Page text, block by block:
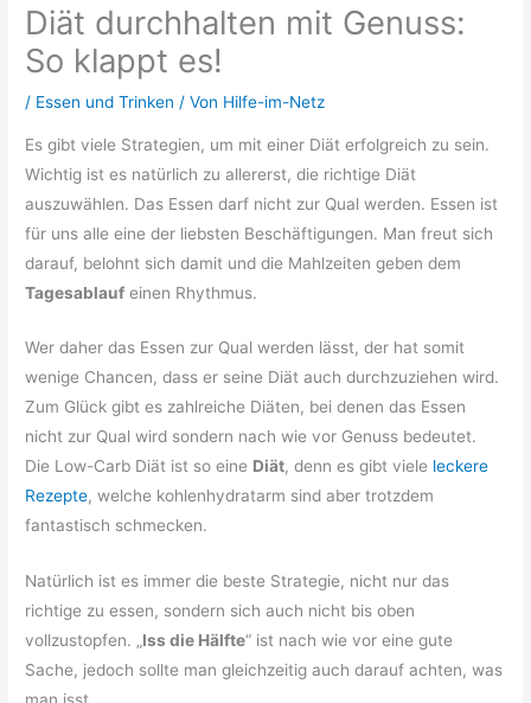
Diät durchhalten mit Genuss:
So klappt es!
/ Essen und Trinken / Von Hilfe-im-Netz
Es gibt viele Strategien, um mit einer Diät erfolgreich zu sein.
Wichtig ist es natürlich zu allererst, die richtige Diät
auszuwählen. Das Essen darf nicht zur Qual werden. Essen ist
für uns alle eine der liebsten Beschäftigungen. Man freut sich
darauf, belohnt sich damit und die Mahlzeiten geben dem
Tagesablauf einen Rhythmus.
Wer daher das Essen zur Qual werden lässt, der hat somit
wenige Chancen, dass er seine Diät auch durchzuziehen wird.
Zum Glück gibt es zahlreiche Diäten, bei denen das Essen
nicht zur Qual wird sondern nach wie vor Genuss bedeutet.
Die Low-Carb Diät ist so eine Diät, denn es gibt viele leckere
Rezepte, welche kohlenhydratarm sind aber trotzdem
fantastisch schmecken.
Natürlich ist es immer die beste Strategie, nicht nur das
richtige zu essen, sondern sich auch nicht bis oben
vollzustopfen. „Iss die Hälfte“ ist nach wie vor eine gute
Sache, jedoch sollte man gleichzeitig auch darauf achten, was